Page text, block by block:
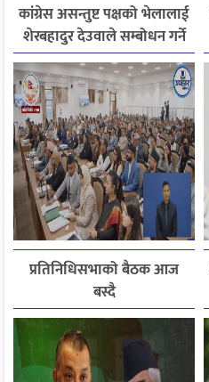
कांग्रेस असन्तुष्ट पक्षको भेलालाई
शेरबहादुर देउवाले सम्बोधन गर्ने
प्रतिनिधिसभाको बैठक आज
बस्दै